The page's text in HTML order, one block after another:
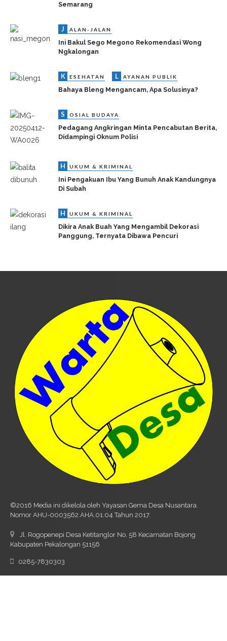
Semarang
J ALAN-JALAN
Ini Bakul Sego Megono Rekomendasi Wong
Ngkalongan
K ESEHATAN L AYANAN PUBLIK
Bahaya Bleng Mengancam, Apa Solusinya?
S OSIAL BUDAYA
Pedagang Angkringan Minta Pencabutan Berita,
Didampingi Oknum Polisi
H UKUM & KRIMINAL
Ini Pengakuan Ibu Yang Bunuh Anak Kandungnya
Di Subah
H UKUM & KRIMINAL
Dikira Anak Buah Yang Mengambil Dekorasi
Panggung, Ternyata Dibawa Pencuri
©2016 Media ini dikelola oleh Yayasan Gema Desa Nusantara.
Nomor AHU-0003562.AHA.01.04 Tahun 2017.
Jl. Rogopenepi Desa Ketitanglor No. 58 Kecamatan Bojong
Kabupaten Pekalongan 51156
0285-7830303